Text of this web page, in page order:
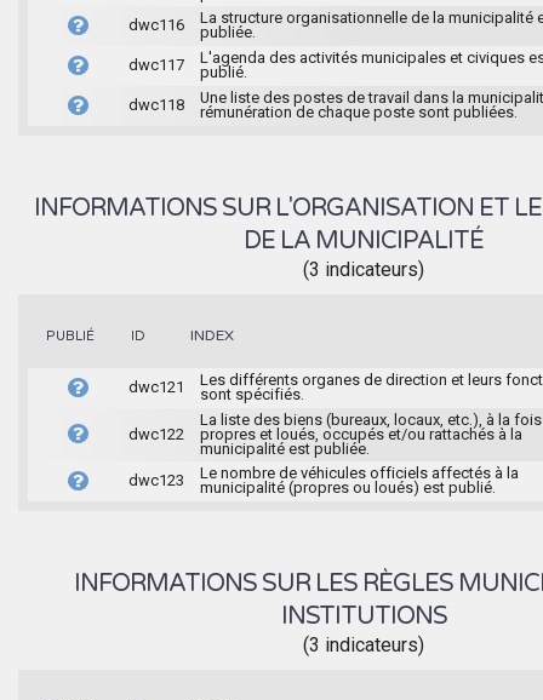
dwc116
La structure organisationnelle de la municipalité
publiée.
dwc117
L'agenda des activités municipales et civiques
publié.
dwc118
Une liste des postes de travail dans la
rémunération de chaque poste sont publiées.
INFORMATIONS SUR L'ORGANISATION ET
DE LA MUNICIPALITÉ
(3 indicateurs)
PUBLIÉ ID INDEX
dwc121
Les différents organes de direction et leurs
sont spécifiés.
dwc122
La liste des biens (bureaux, locaux, etc.), à la fois
propres et loués, occupés et/ou rattachés à la
municipalité est publiée.
dwc123
Le nombre de véhicules officiels affectés à la
municipalité (propres ou loués) est publié.
INFORMATIONS SUR LES RÈGLES
INSTITUTIONS
(3 indicateurs)